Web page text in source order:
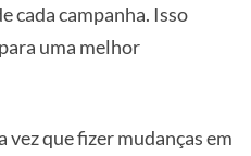
cada campanha. Isso
uma melhor
vez que fizer mudanças em